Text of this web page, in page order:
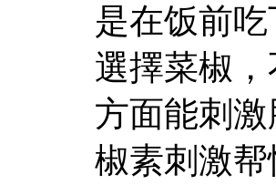
是在饭前
選擇菜椒
方面能刺
椒素刺激